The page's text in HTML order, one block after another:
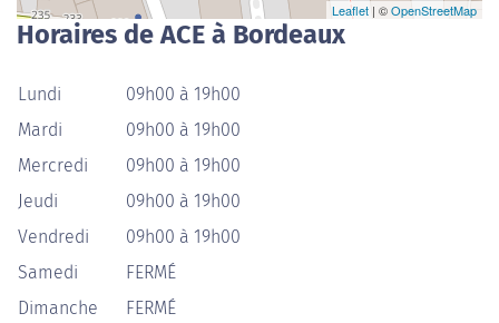
Leaflet | ©OpenStreetMap
Horaires de ACE à Bordeaux
Lundi
09h00 à 19h00
Mardi
09h00 à 19h00
Mercredi
09h00 à 19h00
Jeudi
09h00 à 19h00
Vendredi
09h00 à 19h00
Samedi
FERMÉ
Dimanche
FERMÉ